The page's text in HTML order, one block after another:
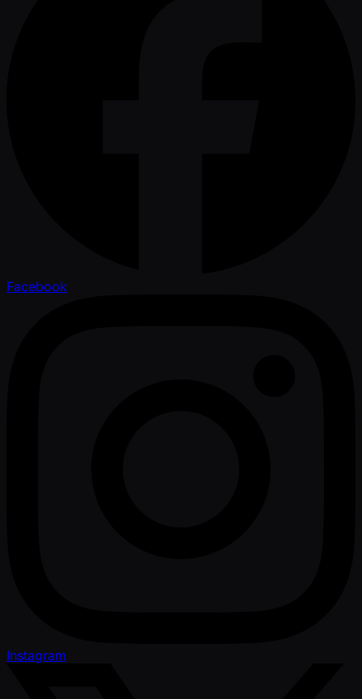
Facebook
Instagram